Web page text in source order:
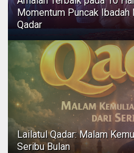
Momentum Puncak
Qadar
Lailatul Qadar: Malam
Seribu Bulan